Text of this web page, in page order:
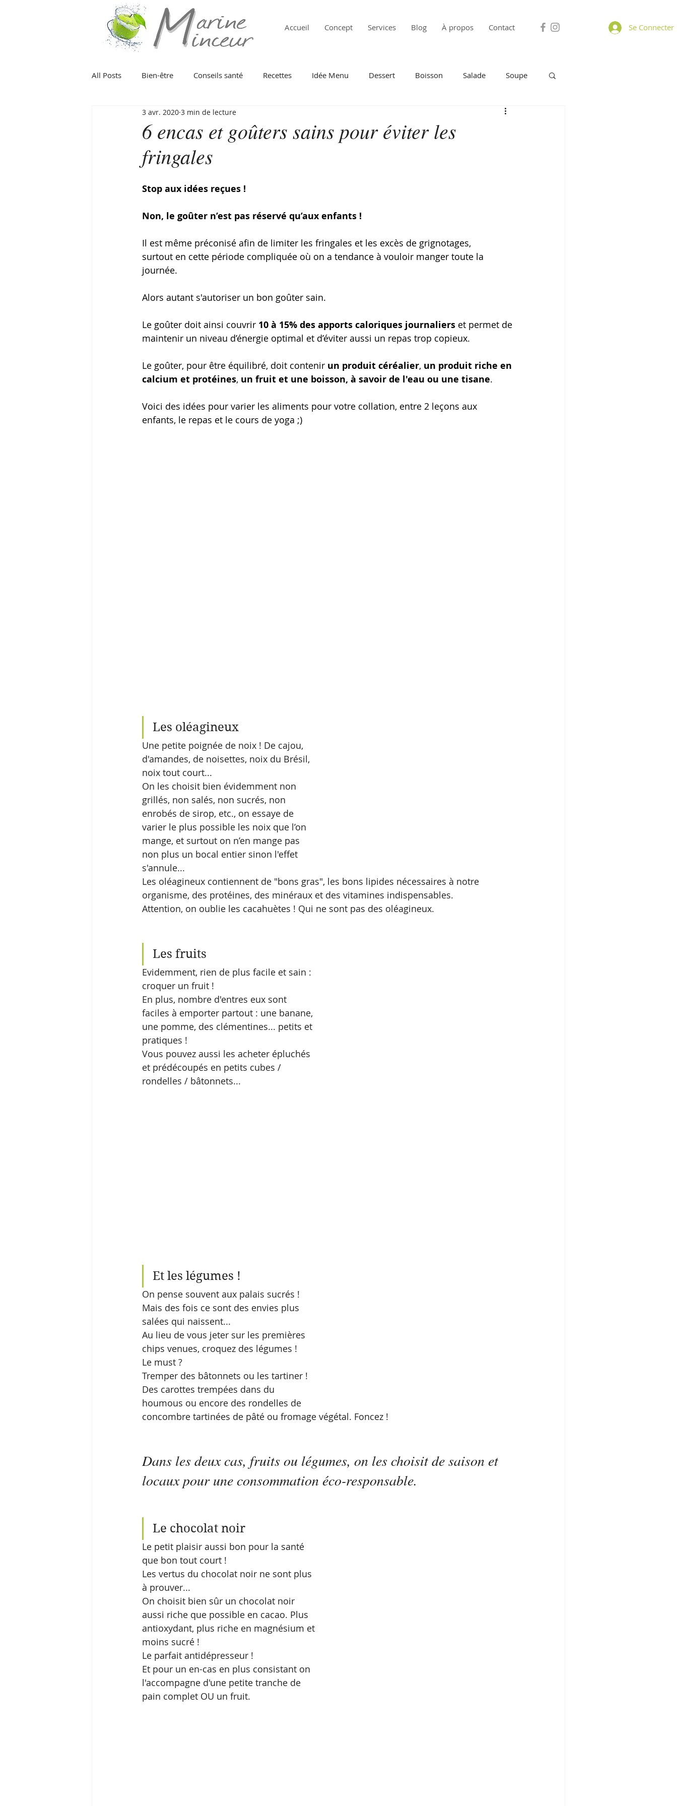
Accueil Concept Services Blog À propos Contact Se Connecter
All Posts Bien-être Conseils santé Recettes Idée Menu Dessert Boisson Salade Soupe
Viande Fruits de mer A Partager
Eté Hiver
6 encas et goûters sains pour éviter les
fringales
3 avr. 2020 3 min de lecture
Stop aux idées reçues !
Non, le goûter n’est pas réservé qu’aux enfants !
Il est même préconisé afin de limiter les fringales et les excès de grignotages,
surtout en cette période compliquée où on a tendance à vouloir manger toute la
journée.
Alors autant s'autoriser un bon goûter sain.
Le goûter doit ainsi couvrir 10 à 15% des apports caloriques journaliers et permet de
maintenir un niveau d’énergie optimal et d’éviter aussi un repas trop copieux.
Le goûter, pour être équilibré, doit contenir un produit céréalier, un produit riche en
calcium et protéines, un fruit et une boisson, à savoir de l'eau ou une tisane.
Voici des idées pour varier les aliments pour votre collation, entre 2 leçons aux
enfants, le repas et le cours de yoga ;)
Les oléagineux
Une petite poignée de noix ! De cajou,
d'amandes, de noisettes, noix du Brésil,
noix tout court...
On les choisit bien évidemment non
grillés, non salés, non sucrés, non
enrobés de sirop, etc., on essaye de
varier le plus possible les noix que l’on
mange, et surtout on n’en mange pas
non plus un bocal entier sinon l'effet
s'annule...
Les oléagineux contiennent de "bons gras", les bons lipides nécessaires à notre
organisme, des protéines, des minéraux et des vitamines indispensables.
Attention, on oublie les cacahuètes ! Qui ne sont pas des oléagineux.
Les fruits
Evidemment, rien de plus facile et sain :
croquer un fruit !
En plus, nombre d'entres eux sont
faciles à emporter partout : une banane,
une pomme, des clémentines... petits et
pratiques !
Vous pouvez aussi les acheter épluchés
et prédécoupés en petits cubes /
rondelles / bâtonnets...
Et les légumes !
On pense souvent aux palais sucrés !
Mais des fois ce sont des envies plus
salées qui naissent...
Au lieu de vous jeter sur les premières
chips venues, croquez des légumes !
Le must ?
Tremper des bâtonnets ou les tartiner !
Des carottes trempées dans du
houmous ou encore des rondelles de
concombre tartinées de pâté ou fromage végétal. Foncez !
Dans les deux cas, fruits ou légumes, on les choisit de saison et
locaux pour une consommation éco-responsable.
Le chocolat noir
Le petit plaisir aussi bon pour la santé
que bon tout court !
Les vertus du chocolat noir ne sont plus
à prouver...
On choisit bien sûr un chocolat noir
aussi riche que possible en cacao. Plus
antioxydant, plus riche en magnésium et
moins sucré !
Le parfait antidépresseur !
Et pour un en-cas en plus consistant on
l'accompagne d'une petite tranche de
pain complet OU un fruit.